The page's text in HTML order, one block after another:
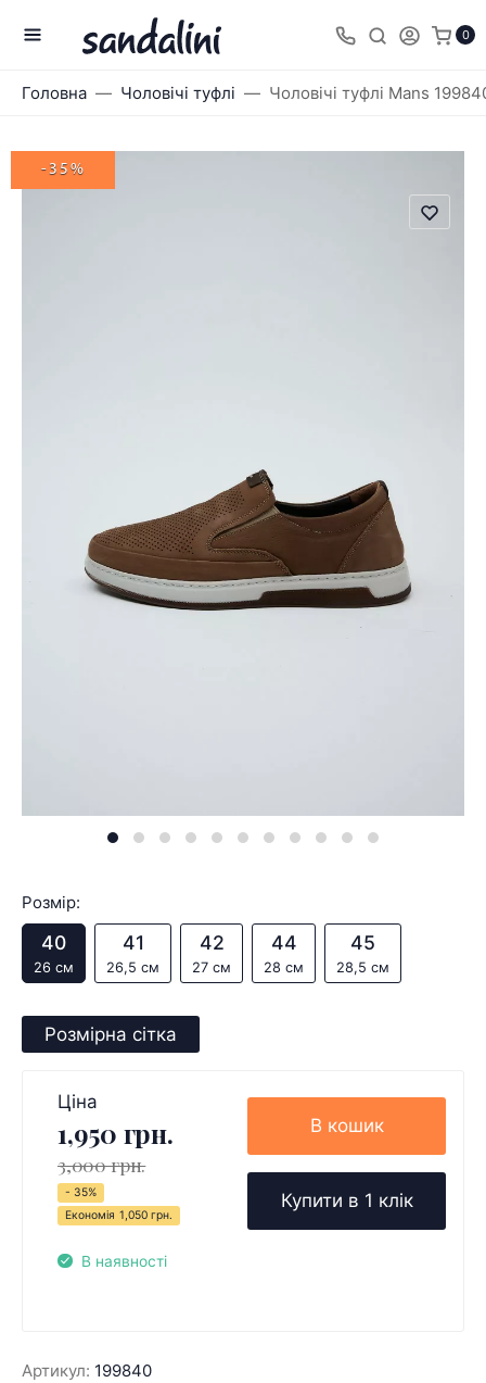
0
Головна Чоловічі туфлі Чоловічі туфлі Mans
-35%
Розмір:
40
26 см
41
26,5 см
42
27 см
44
28 см
45
28,5 см
Розмірна сітка
Ціна
1,950 грн.
3,000 грн.
- 35%
Економія 1,050 грн.
В наявності
В кошик
Купити в 1 клік
Артикул: 199840